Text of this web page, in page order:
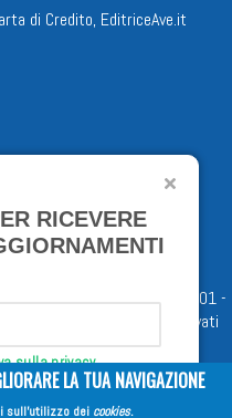
di Credito, EditriceAve.it
© 2023 - P.I. 05398481001 -
02/98 - Tutti i diritti riservati
RICEVERE
sulla privacy
LA TUA NAVIGAZIONE
sull'utilizzo dei cookies.